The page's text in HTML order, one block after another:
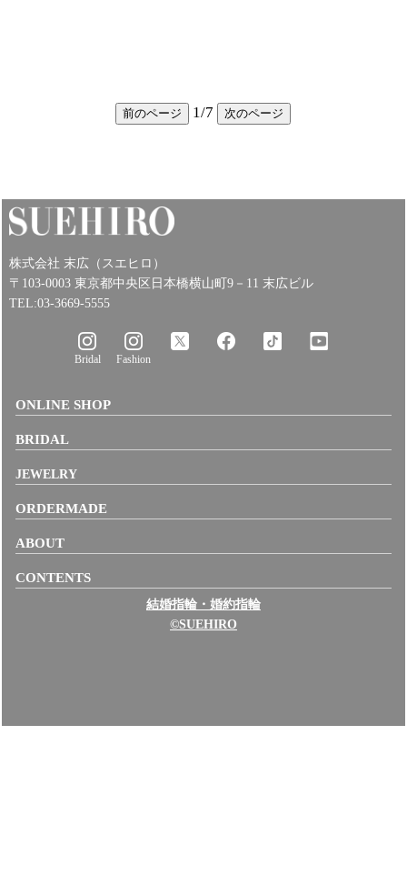
前のページ 1/7 次のページ
株式会社 末広（スエヒロ）
〒103-0003 東京都中央区日本橋横山町9－11 末広ビル
TEL:03-3669-5555
Bridal Fashion
ONLINE SHOP
BRIDAL
JEWELRY
ORDERMADE
ABOUT
CONTENTS
結婚指輪・婚約指輪
©SUEHIRO